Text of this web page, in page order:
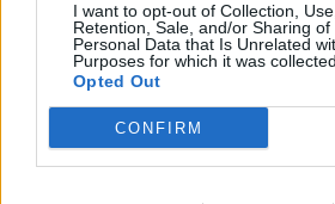
I want to opt-out of Collection, Use,
Retention, Sale, and/or Sharing of
Personal Data that Is Unrelated
Purposes for which it was collected.
Opted Out
CONFIRM